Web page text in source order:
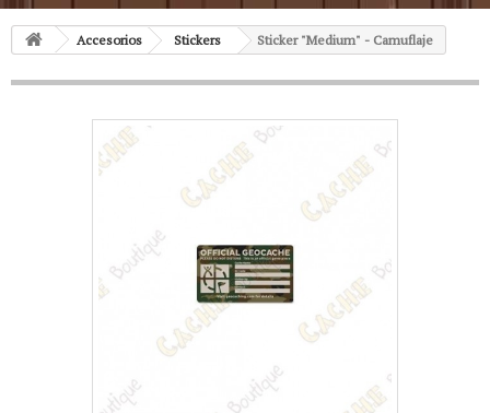
Accesorios Stickers Sticker "Medium" - Camuflaje